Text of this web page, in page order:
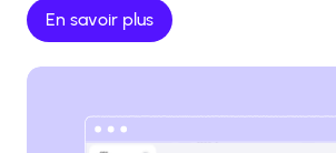
En savoir plus